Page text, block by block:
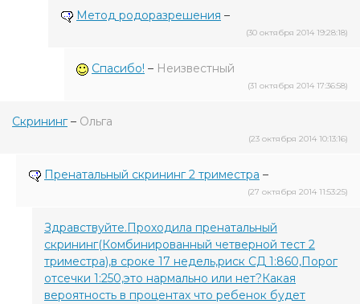
Метод родоразрешения –
(30 октября 2014 19:28:18)
Спасибо! – Неизвестный
(31 октября 2014 17:36:58)
Скрининг– Ольга
(23 октября 2014 10:13:16)
Пренатальный скрининг 2 триместра –
(27 октября 2014 11:53:25)
Здравствуйте.Проходила пренатальный
скрининг(Комбинированный четверной тест 2
триместра),в сроке 17 недель,риск СД 1:860,Порог
отсечки 1:250,это нармально или нет?Какая
вероятность в процентах что ребенок будет